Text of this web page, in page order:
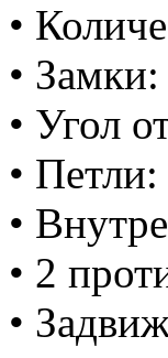
•
•
• Угол
•
•
• 2
•